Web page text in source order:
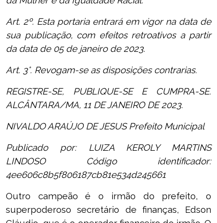
Art. 2º. Esta portaria entrará em vigor na data de
sua publicação, com efeitos retroativos a partir
da data de 05 de janeiro de 2023.
Art. 3°. Revogam-se as disposições contrarias.
REGISTRE-SE, PUBLIQUE-SE E CUMPRA-SE.
ALCÂNTARA/MA, 11 DE JANEIRO DE 2023.
NIVALDO ARAÚJO DE JESUS Prefeito Municipal
Publicado por: LUIZA KEROLY MARTINS
LINDOSO Código identificador:
4ee606c8b5f806187cb81e534d245661
Outro campeão é o irmão do prefeito, o
superpoderoso secretário de finanças, Edson